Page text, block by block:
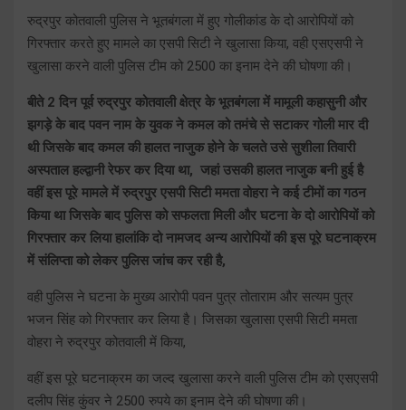
रुद्रपुर कोतवाली पुलिस ने भूतबंगला में हुए गोलीकांड के दो आरोपियों को
गिरफ्तार करते हुए मामले का एसपी सिटी ने खुलासा किया, वही एसएसपी ने
खुलासा करने वाली पुलिस टीम को 2500 का इनाम देने की घोषणा की।
बीते 2 दिन पूर्व रुद्रपुर कोतवाली क्षेत्र के भूतबंगला में मामूली कहासुनी और
झगड़े के बाद पवन नाम के युवक ने कमल को तमंचे से सटाकर गोली मार दी
थी जिसके बाद कमल की हालत नाजुक होने के चलते उसे सुशीला तिवारी
अस्पताल हल्द्वानी रेफर कर दिया था, जहां उसकी हालत नाजुक बनी हुई है
वहीं इस पूरे मामले में रुद्रपुर एसपी सिटी ममता वोहरा ने कई टीमों का गठन
किया था जिसके बाद पुलिस को सफलता मिली और घटना के दो आरोपियों को
गिरफ्तार कर लिया हालांकि दो नामजद अन्य आरोपियों की इस पूरे घटनाक्रम
में संलिप्ता को लेकर पुलिस जांच कर रही है,
वही पुलिस ने घटना के मुख्य आरोपी पवन पुत्र तोताराम और सत्यम पुत्र
भजन सिंह को गिरफ्तार कर लिया है। जिसका खुलासा एसपी सिटी ममता
वोहरा ने रुद्रपुर कोतवाली में किया,
वहीं इस पूरे घटनाक्रम का जल्द खुलासा करने वाली पुलिस टीम को एसएसपी
दलीप सिंह कुंवर ने 2500 रुपये का इनाम देने की घोषणा की।